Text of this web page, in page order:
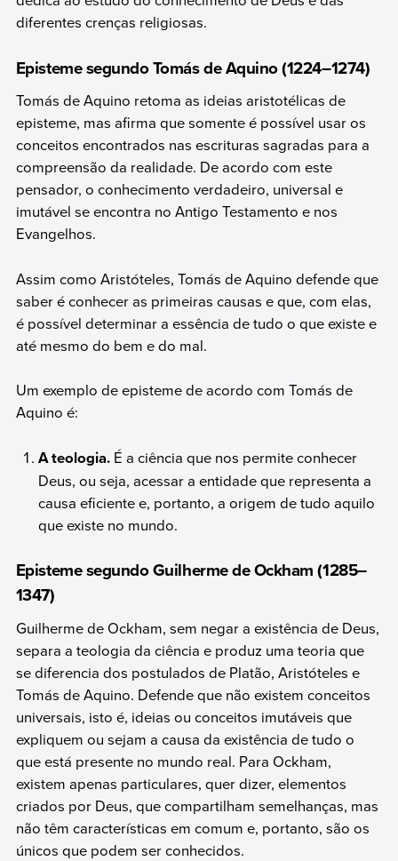
diferentes crenças religiosas.
Episteme segundo Tomás de Aquino (1224–1274)
Tomás de Aquino retoma as ideias aristotélicas de
episteme, mas afirma que somente é possível usar os
conceitos encontrados nas escrituras sagradas para a
compreensão da realidade. De acordo com este
pensador, o conhecimento verdadeiro, universal e
imutável se encontra no Antigo Testamento e nos
Evangelhos.
Assim como Aristóteles, Tomás de Aquino defende que
saber é conhecer as primeiras causas e que, com elas,
é possível determinar a essência de tudo o que existe e
até mesmo do bem e do mal.
Um exemplo de episteme de acordo com Tomás de
Aquino é:
A teologia. É a ciência que nos permite conhecer
Deus, ou seja, acessar a entidade que representa a
causa eficiente e, portanto, a origem de tudo aquilo
que existe no mundo.
Episteme segundo Guilherme de Ockham (1285–
1347)
Guilherme de Ockham, sem negar a existência de Deus,
separa a teologia da ciência e produz uma teoria que
se diferencia dos postulados de Platão, Aristóteles e
Tomás de Aquino. Defende que não existem conceitos
universais, isto é, ideias ou conceitos imutáveis que
expliquem ou sejam a causa da existência de tudo o
que está presente no mundo real. Para Ockham,
existem apenas particulares, quer dizer, elementos
criados por Deus, que compartilham semelhanças, mas
não têm características em comum e, portanto, são os
únicos que podem ser conhecidos.